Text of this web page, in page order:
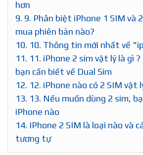
được không?
6. 6. iPhone 12 Pro 2 SIM vật lý
không?
7.7. Xuất hiện hình thức 'độ
2 SIM vật lý tại Việt Nam
8.8. Nên mua iPhone 1 SIM hay
hơn
9.9. Phân biệt iPhone 1 SIM và 2
mua phiên bản nào?
10. 10. Thông tin mới nhất về
11.11. iPhone 2 sim vật lý là gì